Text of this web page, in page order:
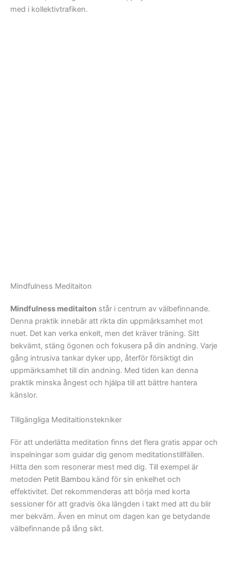
med i kollektivtrafiken.
Mindfulness Meditaiton
Mindfulness meditaiton står i centrum av välbefinnande.
Denna praktik innebär att rikta din uppmärksamhet mot
nuet. Det kan verka enkelt, men det kräver träning. Sitt
bekvämt, stäng ögonen och fokusera på din andning. Varje
gång intrusiva tankar dyker upp, återför försiktigt din
uppmärksamhet till din andning. Med tiden kan denna
praktik minska ångest och hjälpa till att bättre hantera
känslor.
Tillgängliga Meditaitionstekniker
För att underlätta meditation finns det flera gratis appar och
inspelningar som guidar dig genom meditationstillfällen.
Hitta den som resonerar mest med dig. Till exempel är
metoden Petit Bambou känd för sin enkelhet och
effektivitet. Det rekommenderas att börja med korta
sessioner för att gradvis öka längden i takt med att du blir
mer bekväm. Även en minut om dagen kan ge betydande
välbefinnande på lång sikt.